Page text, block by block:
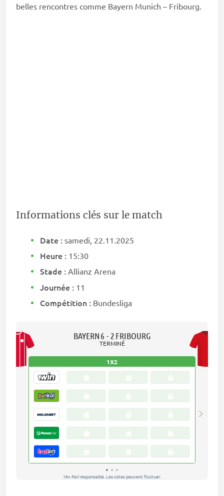
belles rencontres comme Bayern Munich – Fribourg.
Informations clés sur le match
Date : samedi, 22.11.2025
Heure : 15:30
Stade : Allianz Arena
Journée : 11
Compétition : Bundesliga